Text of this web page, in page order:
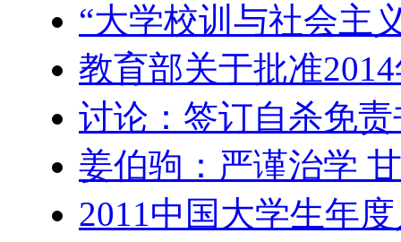
“大学校训与社会主
教育部关于批准
讨论：签订自杀免
姜伯驹：严谨治学
2011中国大学生年